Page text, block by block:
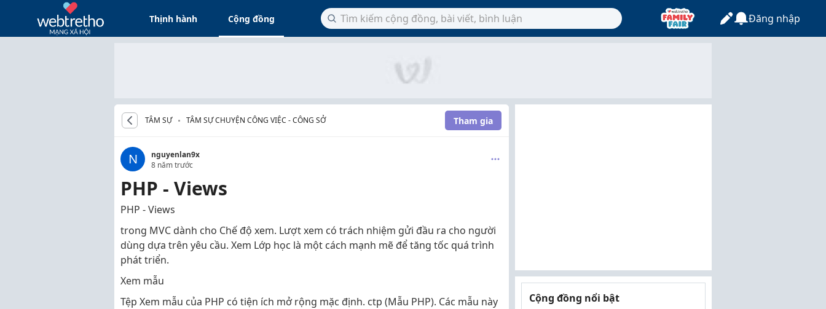
Thịnh hành Cộng đồng Đăng nhập
TÂM SỰ TÂM SỰ CHUYỆN CÔNG VIỆC - CÔNG SỞ Tham gia
N
nguyenlan9x
8 năm trước
PHP - Views
PHP - Views
trong MVC dành cho Chế độ xem. Lượt xem có trách nhiệm gửi đầu ra cho người
dùng dựa trên yêu cầu. Xem Lớp học là một cách mạnh mẽ để tăng tốc quá trình
phát triển.
Xem mẫu
Tệp Xem mẫu của PHP có tiện ích mở rộng mặc định. ctp (Mẫu PHP). Các mẫu này
Cộng đồng nổi bật